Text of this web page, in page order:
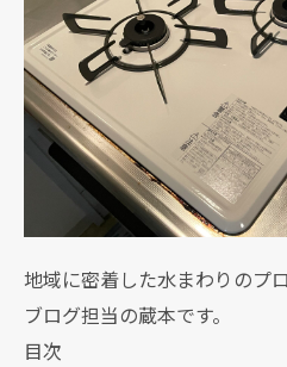
地域に密着した水まわりのプ
ブログ担当の蔵本です。
目次